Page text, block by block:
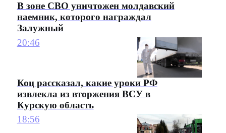
В зоне СВО уничтожен молдавский
наемник, которого награждал
Залужный
20:46
Коц рассказал, какие уроки РФ
извлекла из вторжения ВСУ в
Курскую область
18:56